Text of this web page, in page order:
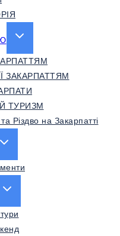
EXPAND
MENU
ЗАКАРПАТТЯМ
ТУРИЗМ
Різдво на Закарпатті
EXPAND
EXPAND